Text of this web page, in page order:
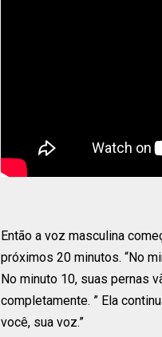
Então a voz masculina
próximos 20 minutos. “No
No minuto 10, suas pernas
completamente. ” Ela
você, sua voz.”